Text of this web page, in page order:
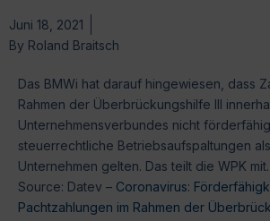
Juni 18, 2021
By Roland Braitsch
Das BMWi hat darauf hingewiesen, dass
Rahmen der Überbrückungshilfe III
Unternehmensverbundes nicht
steuerrechtliche Betriebsaufspaltungen
Unternehmen gelten. Das teilt die WPK mit.
Source: Datev – Coronavirus:
Pachtzahlungen im Rahmen der